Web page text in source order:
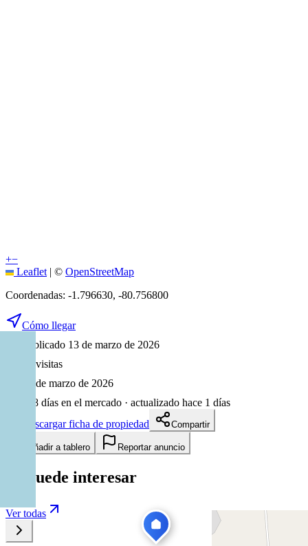
+−
Leaflet | © OpenStreetMap
Coordenadas: -1.796630, -80.756800
Cómo llegar
Publicado 13 de marzo de 2026
visitas
13 de marzo de 2026
148 días en el mercado · actualizado hace 1 días
Descargar ficha de propiedad
Compartir
Añadir a tablero Reportar anuncio
Te puede interesar
Ver todas